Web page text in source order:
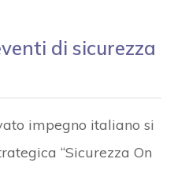
di sicurezza
impegno italiano si
“Sicurezza On